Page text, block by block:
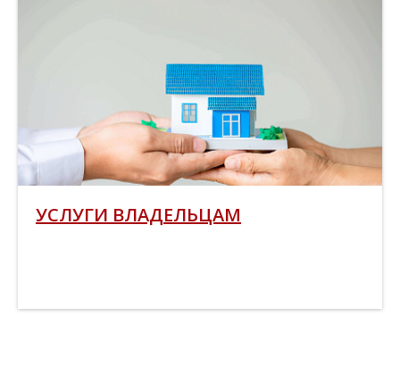
УСЛУГИ ВЛАДЕЛЬЦАМ